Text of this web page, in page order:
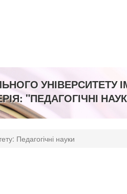
УНІВЕРСИТЕТУ
"ПЕДАГОГІЧНІ
Педагогічні науки